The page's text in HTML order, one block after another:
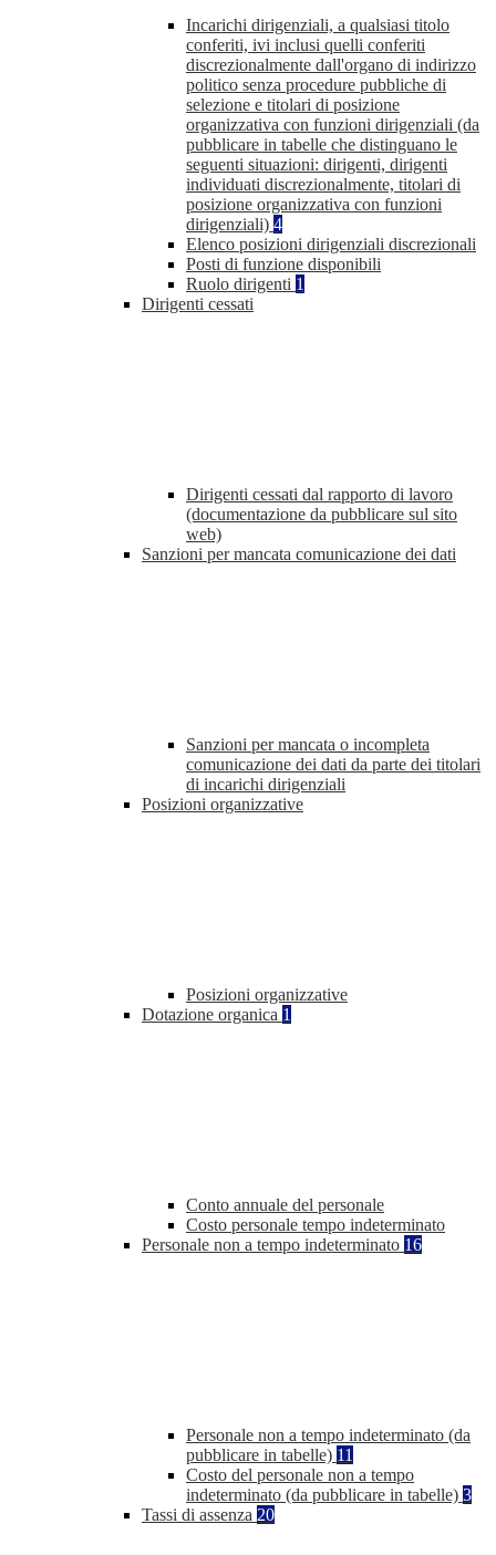
Incarichi dirigenziali, a qualsiasi titolo
conferiti, ivi inclusi quelli conferiti
discrezionalmente dall'organo di indirizzo
politico senza procedure pubbliche di
selezione e titolari di posizione
organizzativa con funzioni dirigenziali (da
pubblicare in tabelle che distinguano le
seguenti situazioni: dirigenti, dirigenti
individuati discrezionalmente, titolari di
posizione organizzativa con funzioni
dirigenziali) 4
Elenco posizioni dirigenziali discrezionali
Posti di funzione disponibili
Ruolo dirigenti 1
Dirigenti cessati
Dirigenti cessati dal rapporto di lavoro
(documentazione da pubblicare sul sito
web)
Sanzioni per mancata comunicazione dei dati
Sanzioni per mancata o incompleta
comunicazione dei dati da parte dei titolari
di incarichi dirigenziali
Posizioni organizzative
Posizioni organizzative
Dotazione organica 1
Conto annuale del personale
Costo personale tempo indeterminato
Personale non a tempo indeterminato 16
Personale non a tempo indeterminato (da
pubblicare in tabelle) 11
Costo del personale non a tempo
indeterminato (da pubblicare in tabelle) 3
Tassi di assenza 20